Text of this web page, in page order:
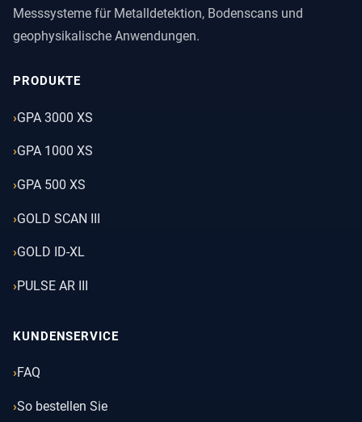
Messsysteme für Metalldetektion, Bodenscans und
geophysikalische Anwendungen.
PRODUKTE
GPA 3000 XS
GPA 1000 XS
GPA 500 XS
GOLD SCAN III
GOLD ID-XL
PULSE AR III
KUNDENSERVICE
FAQ
So bestellen Sie